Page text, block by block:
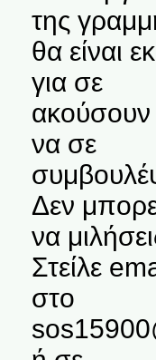
της
θα είναι
για σε
ακούσουν
να σε
Δεν
να
Στείλε
στο